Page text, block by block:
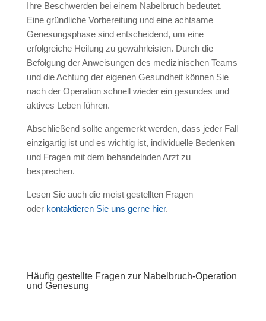
Ihre Beschwerden bei einem Nabelbruch bedeutet.
Eine gründliche Vorbereitung und eine achtsame
Genesungsphase sind entscheidend, um eine
erfolgreiche Heilung zu gewährleisten. Durch die
Befolgung der Anweisungen des medizinischen Teams
und die Achtung der eigenen Gesundheit können Sie
nach der Operation schnell wieder ein gesundes und
aktives Leben führen.
Abschließend sollte angemerkt werden, dass jeder Fall
einzigartig ist und es wichtig ist, individuelle Bedenken
und Fragen mit dem behandelnden Arzt zu
besprechen.
Lesen Sie auch die meist gestellten Fragen
oder kontaktieren Sie uns gerne hier.
Häufig gestellte Fragen zur Nabelbruch-Operation
und Genesung